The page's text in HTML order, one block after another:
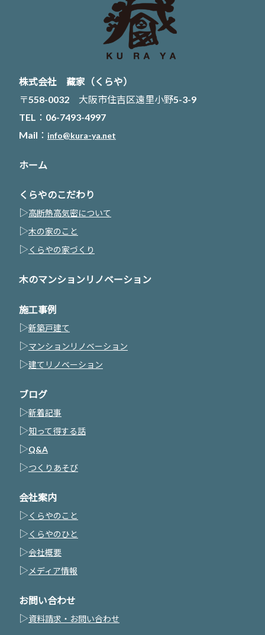
株式会社 藏家（くらや）
〒558-0032 大阪市住吉区遠里小野5-3-9
TEL：06-7493-4997
Mail： info@kura-ya.net
ホーム
くらやのこだわり
▷高断熱高気密について
▷木の家のこと
▷ くらやの家づくり
木のマンションリノベーション
施工事例
▷新築戸建て
▷マンションリノベーション
▷建てリノベーション
ブログ
▷新着記事
▷知って得する話
▷Q&A
▷つくりあそび
会社案内
▷ くらやのこと
▷ くらやのひと
▷会社概要
▷ メディア情報
お問い合わせ
▷資料請求・お問い合わせ